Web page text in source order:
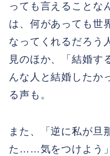
っても言えることな
は、何があっても世
なってくれるだろう
見のほか、「結婚す
んな人と結婚した
る声も。
また、「逆に私が旦
た……気をつけよう